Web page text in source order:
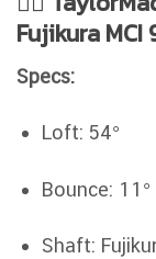
Fujikura MCI
Specs:
Loft: 54°
Bounce:
Shaft: